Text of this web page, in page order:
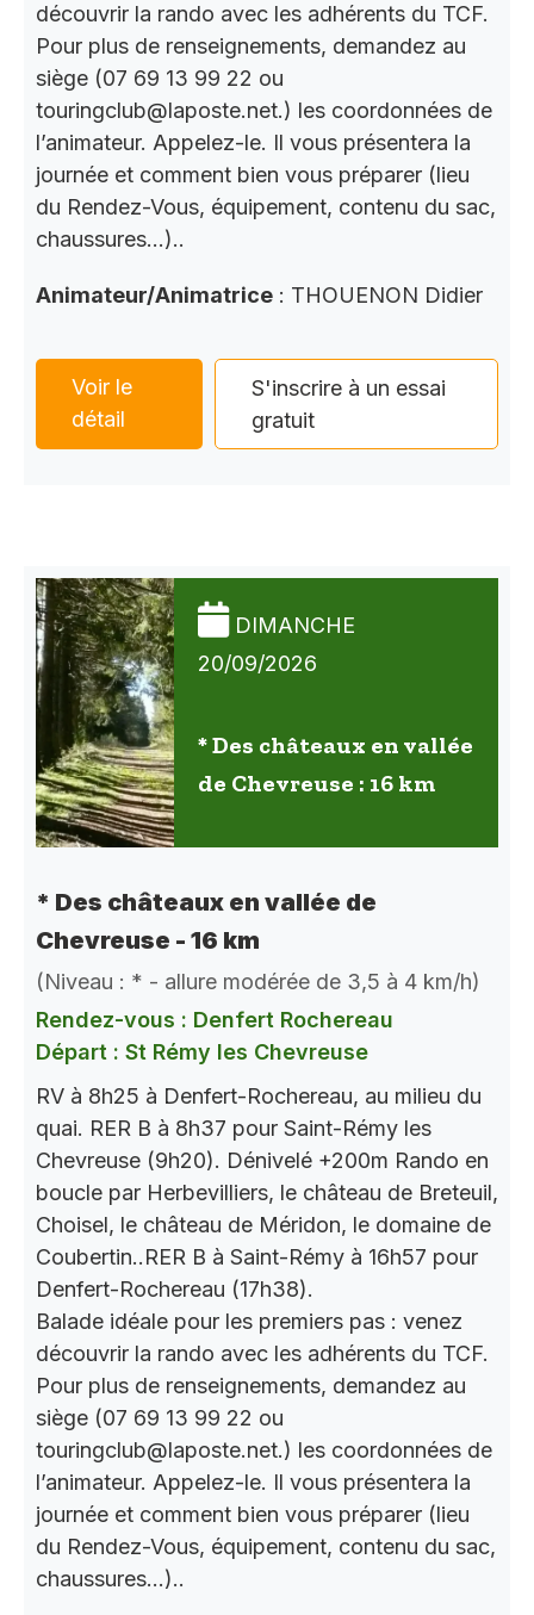
découvrir la rando avec les adhérents du TCF.
Pour plus de renseignements, demandez au
siège (07 69 13 99 22 ou
touringclub@laposte.net.) les coordonnées de
l’animateur. Appelez-le. Il vous présentera la
journée et comment bien vous préparer (lieu
du Rendez-Vous, équipement, contenu du sac,
chaussures…)..
Animateur/Animatrice : THOUENON Didier
Voir le
détail
S'inscrire à un essai
gratuit
DIMANCHE
20/09/2026
* Des châteaux en vallée
de Chevreuse : 16 km
* Des châteaux en vallée de
Chevreuse - 16 km
(Niveau : * - allure modérée de 3,5 à 4 km/h)
Rendez-vous : Denfert Rochereau
Départ : St Rémy les Chevreuse
RV à 8h25 à Denfert-Rochereau, au milieu du
quai. RER B à 8h37 pour Saint-Rémy les
Chevreuse (9h20). Dénivelé +200m Rando en
boucle par Herbevilliers, le château de Breteuil,
Choisel, le château de Méridon, le domaine de
Coubertin..RER B à Saint-Rémy à 16h57 pour
Denfert-Rochereau (17h38).
Balade idéale pour les premiers pas : venez
découvrir la rando avec les adhérents du TCF.
Pour plus de renseignements, demandez au
siège (07 69 13 99 22 ou
touringclub@laposte.net.) les coordonnées de
l’animateur. Appelez-le. Il vous présentera la
journée et comment bien vous préparer (lieu
du Rendez-Vous, équipement, contenu du sac,
chaussures…)..